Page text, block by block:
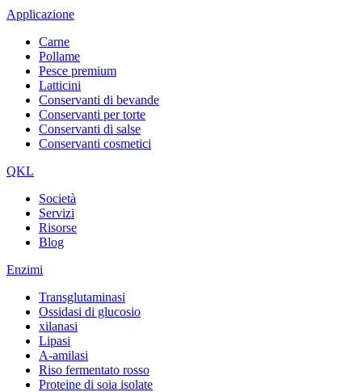
Applicazione
Carne
Pollame
Pesce premium
Latticini
Conservanti di bevande
Conservanti per torte
Conservanti di salse
Conservanti cosmetici
QKL
Società
Servizi
Risorse
Blog
Enzimi
Transglutaminasi
Ossidasi di glucosio
xilanasi
Lipasi
A-amilasi
Riso fermentato rosso
Proteine di soia isolate